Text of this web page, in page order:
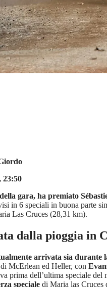
23:50
gara, ha premiato
in 6 speciali in buona parte
Las Cruces (28,31 km).
dalla pioggia in
arrivata sia durante
McErlean ed Heller, con
prima dell’ultima speciale
speciale di Maria las Cruces